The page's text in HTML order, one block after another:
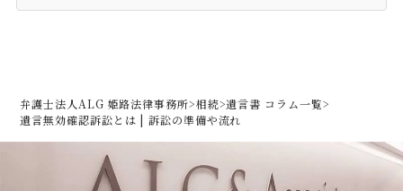
弁護士法人ALG 姫路法律事務所>相続>遺言書 コラム一覧>
遺言無効確認訴訟とは | 訴訟の準備や流れ